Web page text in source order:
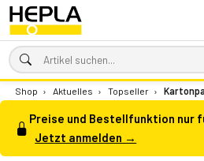
Shop › Aktuelles › Topseller ›
Preise und Bestellfunktion nur
Jetzt anmelden →